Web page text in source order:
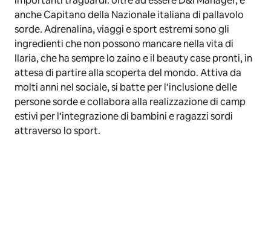
anche Capitano della Nazionale italiana di pallavolo
sorde. Adrenalina, viaggi e sport estremi sono gli
ingredienti che non possono mancare nella vita di
Ilaria, che ha sempre lo zaino e il beauty case pronti, in
attesa di partire alla scoperta del mondo. Attiva da
molti anni nel sociale, si batte per l’inclusione delle
persone sorde e collabora alla realizzazione di camp
estivi per l’integrazione di bambini e ragazzi sordi
attraverso lo sport.